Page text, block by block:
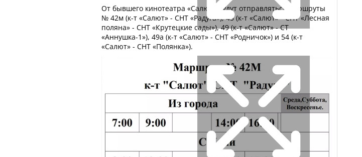
От бывшего кинотеатра «Салют» будут отправляться маршруты
№ 42м (к-т «Салют» - СНТ «Радуга»), 45 (к-т «Салют» - СНТ «Лесная
поляна» - СНТ «Крутецкие сады»), 49 (к-т «Салют» - СТ
«Аннушка-1»), 49а (к-т «Салют» - СНТ «Родничок») и 54 (к-т
«Салют» - СНТ «Полянка»).